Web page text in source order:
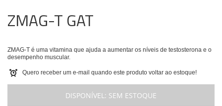
ZMAG-T GAT
ZMAG-T é uma vitamina que ajuda a aumentar os níveis de testosterona e o
desempenho muscular.
Quero receber um e-mail quando este produto voltar ao estoque!
DISPONÍVEL: SEM ESTOQUE